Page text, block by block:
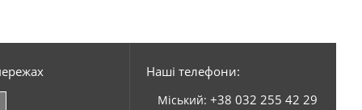
Наші телефони:
Міський: +38 032 255 42 29